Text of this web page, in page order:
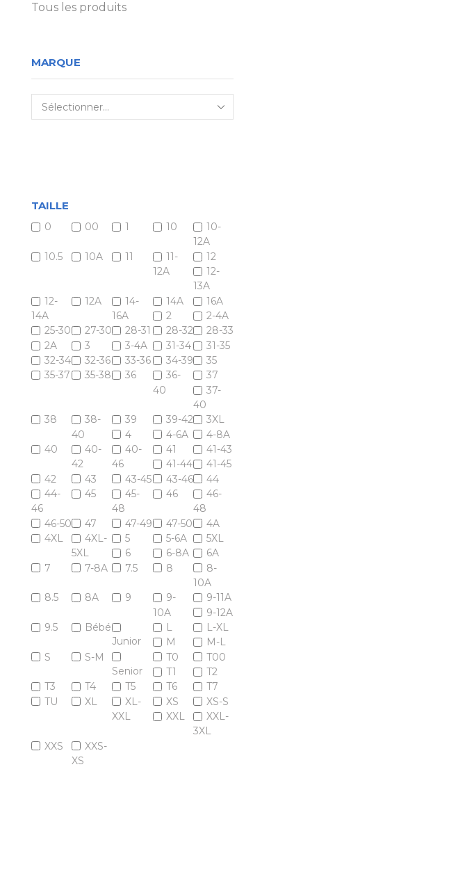
Tous les produits
MARQUE
TAILLE
0 00 1 10
10-
12A
10.5
10A 11
11-
12A
12
12-
13A
12-
14A
12A
14-
16A
14A
16A
2
2-4A
25-30
27-30 28-31 28-32
28-33
2A
3 3-4A 31-34
31-35
32-34
32-36 33-36 34-39
35
35-37
35-38 36
36-
40
37
37-
40
38
38-
40
39 39-42
3XL
4
4-6A
4-8A
40
40-
42
40-
46
41
41-43
41-44
41-45
42
43 43-45 43-46
44
44-
46
45
45-
48
46
46-
48
46-50
47 47-49 47-50
4A
4XL
4XL-
5XL
5 5-6A
5XL
6
6-8A
6A
7
7-8A 7.5 8
8-
10A
8.5
8A 9
9-
10A
9-11A
9-12A
9.5
Bébé
Junior
L
L-XL
M
M-L
S
S-M
Senior
T0
T00
T1
T2
T3
T4 T5 T6
T7
TU
XL
XL-
XXL
XS
XS-S
XXL
XXL-
3XL
XXS
XXS-
XS